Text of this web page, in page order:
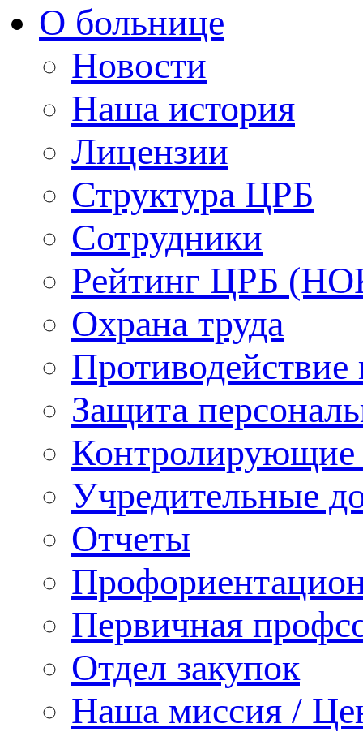
О больнице
Новости
Наша история
Лицензии
Структура ЦРБ
Сотрудники
Рейтинг ЦРБ
Охрана труда
Защита
Контролирующие
Учредительные
Отчеты
Первичная
Отдел закупок
Наша миссия /